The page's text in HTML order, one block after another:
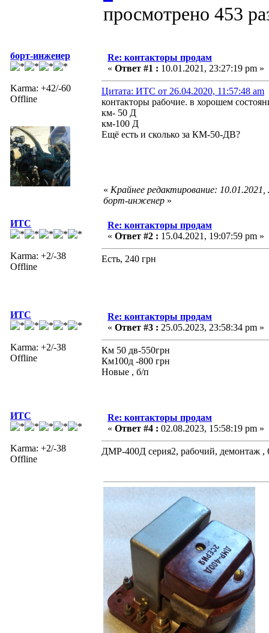
просмотрено 453
борт-инженер
Karma: +42/-60
Offline
Re: контакторы продам
« Ответ #1 : 10.01.2021, 23:27:19 pm »
Цитата: ИТС от 26.04.2020, 11:57:48 am
контакторы рабочие. в хорошем
км- 50 Д
км-100 Д
Ещё есть и сколько за КМ-50-ДВ?
« Крайнее редактирование:
борт-инженер »
ИТС
Karma: +2/-38
Offline
Re: контакторы продам
« Ответ #2 : 15.04.2021, 19:07:59 pm »
Есть, 240 грн
ИТС
Karma: +2/-38
Offline
Re: контакторы продам
« Ответ #3 : 25.05.2023, 23:58:34 pm »
Км 50 дв-550грн
Км100д -800 грн
Новые , б/п
ИТС
Karma: +2/-38
Offline
Re: контакторы продам
« Ответ #4 : 02.08.2023, 15:58:19 pm »
ДМР-400Д серия2, рабочий, демонтаж ,